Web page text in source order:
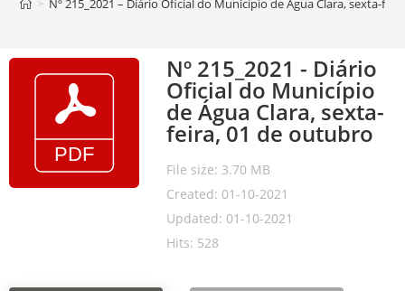
> Nº 215_2021 – Diário Oficial do Município de Água Clara, sexta-
Nº 215_2021 - Diário
Oficial do Município
de Água Clara, sexta-
feira, 01 de outubro
File size: 3.70 MB
Created: 01-10-2021
Updated: 01-10-2021
Hits: 528